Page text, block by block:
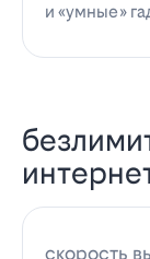
и «умные»
скорость